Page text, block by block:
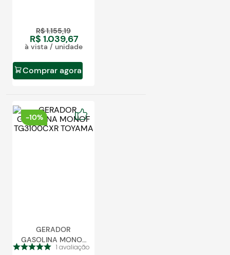
R$1.155,19
R$ 1.039,67
à vista / unidade
Comprar agora
-10%
GERADOR
GASOLINA MONOF
TG3100CXR TOYAMA
1 avaliação
Blog